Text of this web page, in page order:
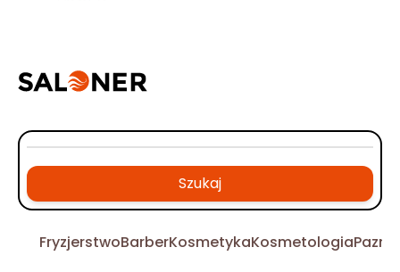
Szukaj
FryzjerstwoBarberKosmetykaKosmetologia